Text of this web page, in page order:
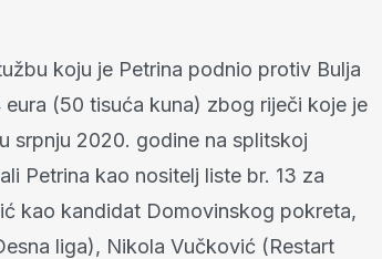
koju je Petrina podnio protiv Bulja
(50 tisuća kuna) zbog riječi koje je
srpnju 2020. godine na splitskoj
Petrina kao nositelj liste br. 13 za
kao kandidat Domovinskog pokreta,
liga), Nikola Vučković (Restart